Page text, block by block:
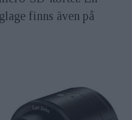
finns även på